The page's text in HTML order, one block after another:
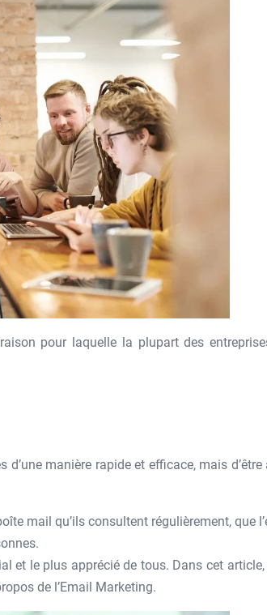
pour laquelle la plupart des
d’une manière rapide et efficace, mais d’être
mail qu’ils consultent régulièrement, que
et le plus apprécié de tous. Dans cet
de l’Email Marketing.